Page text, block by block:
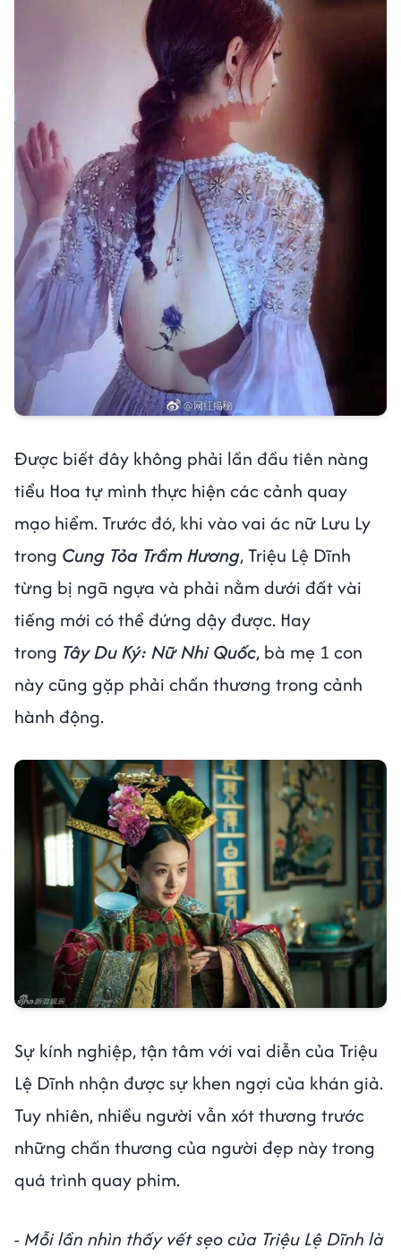
Được biết đây không phải lần đầu tiên nàng
tiểu Hoa tự mình thực hiện các cảnh quay
mạo hiểm. Trước đó, khi vào vai ác nữ Lưu Ly
trong Cung Tỏa Trầm Hương, Triệu Lệ Dĩnh
từng bị ngã ngựa và phải nằm dưới đất vài
tiếng mới có thể đứng dậy được. Hay
trong Tây Du Ký: Nữ Nhi Quốc, bà mẹ 1 con
này cũng gặp phải chấn thương trong cảnh
hành động.
Sự kính nghiệp, tận tâm với vai diễn của Triệu
Lệ Dĩnh nhận được sự khen ngợi của khán giả.
Tuy nhiên, nhiều người vẫn xót thương trước
những chấn thương của người đẹp này trong
quá trình quay phim.
- Mỗi lần nhìn thấy vết sẹo của Triệu Lệ Dĩnh là